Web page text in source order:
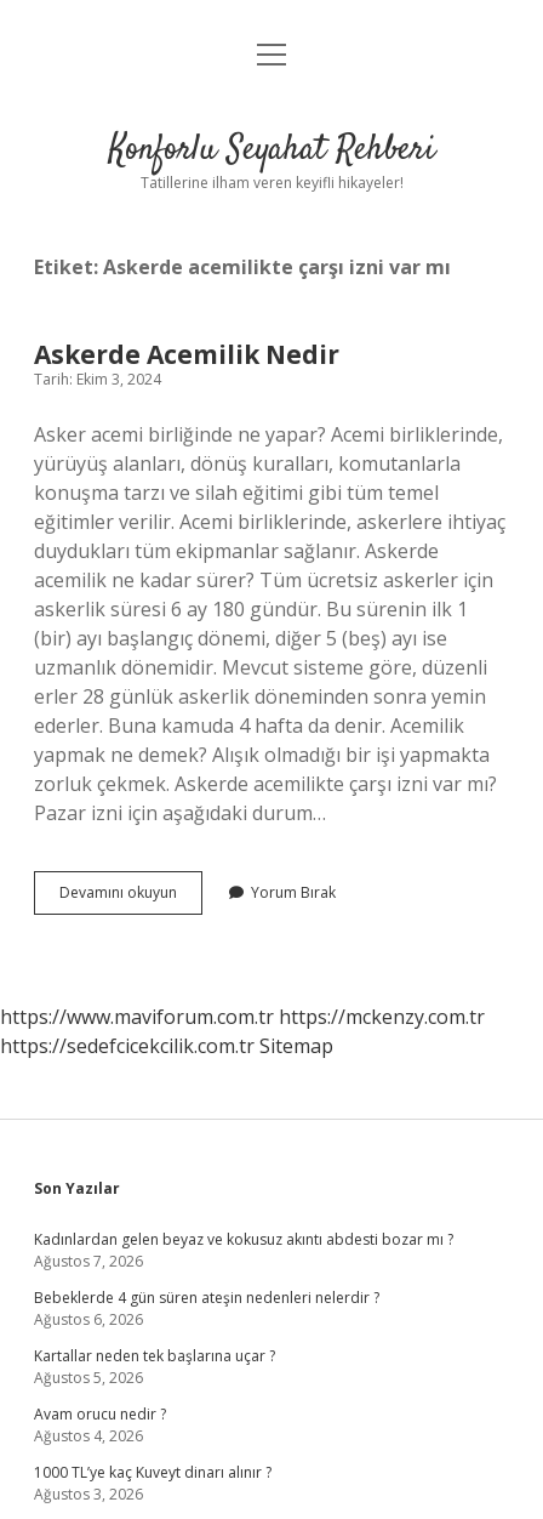
Anasayfa
Yasal Uyarı
menüyü
Konforlu Seyahat Rehberi
Tatillerine ilham veren keyifli hikayeler!
Etiket:Askerde acemilikte çarşı izni var mı
Askerde Acemilik Nedir
Tarih: Ekim 3, 2024
Asker acemi birliğinde ne yapar? Acemi birliklerinde,
yürüyüş alanları, dönüş kuralları, komutanlarla
konuşma tarzı ve silah eğitimi gibi tüm temel
eğitimler verilir. Acemi birliklerinde, askerlere ihtiyaç
duydukları tüm ekipmanlar sağlanır. Askerde
acemilik ne kadar sürer? Tüm ücretsiz askerler için
askerlik süresi 6 ay 180 gündür. Bu sürenin ilk 1
(bir) ayı başlangıç ​​dönemi, diğer 5 (beş) ayı ise
uzmanlık dönemidir. Mevcut sisteme göre, düzenli
erler 28 günlük askerlik döneminden sonra yemin
ederler. Buna kamuda 4 hafta da denir. Acemilik
yapmak ne demek? Alışık olmadığı bir işi yapmakta
zorluk çekmek. Askerde acemilikte çarşı izni var mı?
Pazar izni için aşağıdaki durum…
Devamını okuyun Askerde
Acemilik
Yorum Bırak
https://www.maviforum.com.tr https://mckenzy.com.tr
https://sedefcicekcilik.com.trSitemap
Sidebar
Son Yazılar
Kadınlardan gelen beyaz ve kokusuz akıntı abdesti bozar mı ?
Ağustos 7, 2026
Bebeklerde 4 gün süren ateşin nedenleri nelerdir ?
Ağustos 6, 2026
Kartallar neden tek başlarına uçar ?
Ağustos 5, 2026
Avam orucu nedir ?
Ağustos 4, 2026
1000 TL’ye kaç Kuveyt dinarı alınır ?
Ağustos 3, 2026